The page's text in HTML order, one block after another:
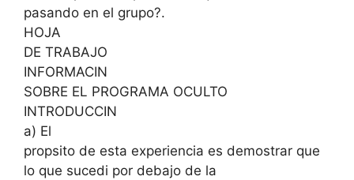
pasando en el grupo?.
HOJA
DE TRABAJO
INFORMACIN
SOBRE EL PROGRAMA OCULTO
INTRODUCCIN
a) El
propsito de esta experiencia es demostrar que
lo que sucedi por debajo de la